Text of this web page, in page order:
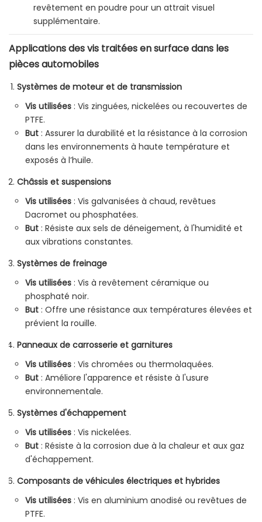
revêtement en poudre pour un attrait visuel
supplémentaire.
Applications des vis traitées en surface dans les
pièces automobiles
Systèmes de moteur et de transmission
Vis utilisées : Vis zinguées, nickelées ou recouvertes de
PTFE.
But : Assurer la durabilité et la résistance à la corrosion
dans les environnements à haute température et
exposés à l’huile.
Châssis et suspensions
Vis utilisées : Vis galvanisées à chaud, revêtues
Dacromet ou phosphatées.
But : Résiste aux sels de déneigement, à l'humidité et
aux vibrations constantes.
Systèmes de freinage
Vis utilisées : Vis à revêtement céramique ou
phosphaté noir.
But : Offre une résistance aux températures élevées et
prévient la rouille.
Panneaux de carrosserie et garnitures
Vis utilisées : Vis chromées ou thermolaquées.
But : Améliore l'apparence et résiste à l'usure
environnementale.
Systèmes d'échappement
Vis utilisées : Vis nickelées.
But : Résiste à la corrosion due à la chaleur et aux gaz
d'échappement.
Composants de véhicules électriques et hybrides
Vis utilisées : Vis en aluminium anodisé ou revêtues de
PTFE.